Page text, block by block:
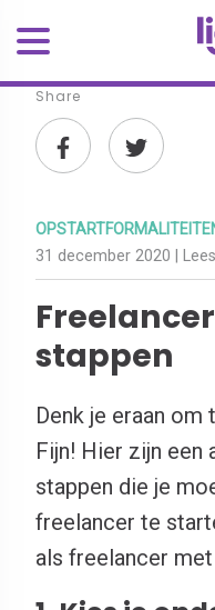
Share
31 december 2020 |
stappen
Denk je eraan
Fijn! Hier zijn een
stappen die je
freelancer te
als freelancer